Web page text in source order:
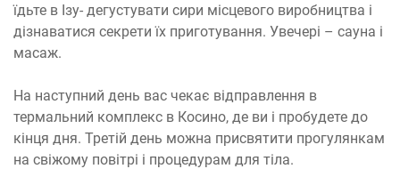
їдьте в Ізу- дегустувати сири місцевого виробництва і
дізнаватися секрети їх приготування. Увечері – сауна і
масаж.
На наступний день вас чекає відправлення в
термальний комплекс в Косино, де ви і пробудете до
кінця дня. Третій день можна присвятити прогулянкам
на свіжому повітрі і процедурам для тіла.